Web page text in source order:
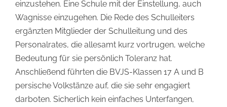
einzustehen. Eine Schule mit der Einstellung, auch
Wagnisse einzugehen. Die Rede des Schulleiters
ergänzten Mitglieder der Schulleitung und des
Personalrates, die allesamt kurz vortrugen, welche
Bedeutung für sie persönlich Toleranz hat.
Anschließend führten die BVJS-Klassen 17 A und B
persische Volkstänze auf, die sie sehr engagiert
darboten. Sicherlich kein einfaches Unterfangen,